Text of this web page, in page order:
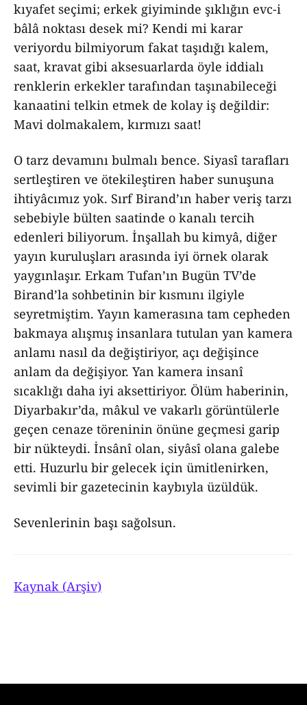
kıyafet seçimi; erkek giyiminde şıklığın evc-i
bâlâ noktası desek mi? Kendi mi karar
veriyordu bilmiyorum fakat taşıdığı kalem,
saat, kravat gibi aksesuarlarda öyle iddialı
renklerin erkekler tarafından taşınabileceği
kanaatini telkin etmek de kolay iş değildir:
Mavi dolmakalem, kırmızı saat!
O tarz devamını bulmalı bence. Siyasî tarafları
sertleştiren ve ötekileştiren haber sunuşuna
ihtiyâcımız yok. Sırf Birand’ın haber veriş tarzı
sebebiyle bülten saatinde o kanalı tercih
edenleri biliyorum. İnşallah bu kimyâ, diğer
yayın kuruluşları arasında iyi örnek olarak
yaygınlaşır. Erkam Tufan’ın Bugün TV’de
Birand’la sohbetinin bir kısmını ilgiyle
seyretmiştim. Yayın kamerasına tam cepheden
bakmaya alışmış insanlara tutulan yan kamera
anlamı nasıl da değiştiriyor, açı değişince
anlam da değişiyor. Yan kamera insanî
sıcaklığı daha iyi aksettiriyor. Ölüm haberinin,
Diyarbakır’da, mâkul ve vakarlı görüntülerle
geçen cenaze töreninin önüne geçmesi garip
bir nükteydi. İnsânî olan, siyâsî olana galebe
etti. Huzurlu bir gelecek için ümitlenirken,
sevimli bir gazetecinin kaybıyla üzüldük.
Sevenlerinin başı sağolsun.
Kaynak (Arşiv)